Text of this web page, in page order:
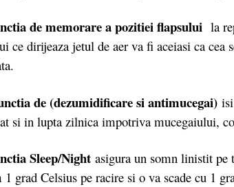
de memorare a pozitiei flapsului la
ce dirijeaza jetul de aer va fi aceiasi ca cea
de (dezumidificare si antimucegai)
si in lupta zilnica impotriva mucegaiului,
Sleep/Night asigura un somn linistit pe
grad Celsius pe racire si o va scade cu 1